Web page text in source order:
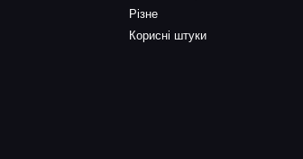
Різне
Корисні штуки